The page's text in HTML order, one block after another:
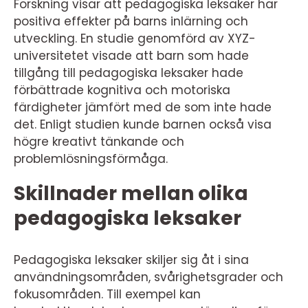
Forskning visar att pedagogiska leksaker har
positiva effekter på barns inlärning och
utveckling. En studie genomförd av XYZ-
universitetet visade att barn som hade
tillgång till pedagogiska leksaker hade
förbättrade kognitiva och motoriska
färdigheter jämfört med de som inte hade
det. Enligt studien kunde barnen också visa
högre kreativt tänkande och
problemlösningsförmåga.
Skillnader mellan olika
pedagogiska leksaker
Pedagogiska leksaker skiljer sig åt i sina
användningsområden, svårighetsgrader och
fokusområden. Till exempel kan